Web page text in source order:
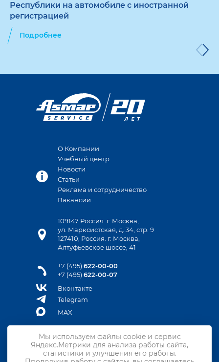
Республики на автомобиле с иностранной
регистрацией
Подробнее
О Компании
Учебный центр
Новости
Статьи
Реклама и сотрудничество
Вакансии
109147 Россия. г. Москва,
ул. Марксистская, д. 34, стр. 9
127410, Россия. г. Москва,
Алтуфьевское шоссе, 41
+7 (495) 622-00-00
+7 (495) 622-00-07
Вконтакте
Telegram
MAX
Контакты
Мы используем файлы cookie и сервис
Яндекс.Метрики для анализа работы сайта,
статистики и улучшения его работы.